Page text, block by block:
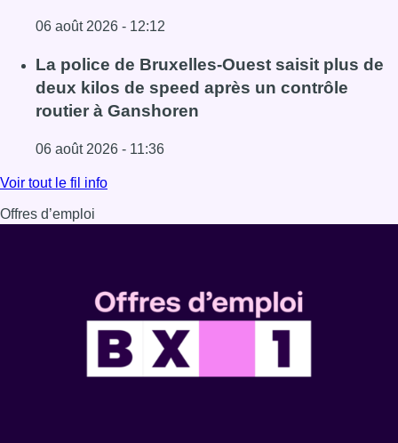
06 août 2026 - 12:12
Lire l'article Le trafic ferroviaire adapté à Bruxelles du 8
La police de Bruxelles-Ouest saisit plus de
deux kilos de speed après un contrôle
routier à Ganshoren
06 août 2026 - 11:36
Lire l'article La police de Bruxelles-Ouest saisit plus de
Voir tout le fil info
Offres d’emploi